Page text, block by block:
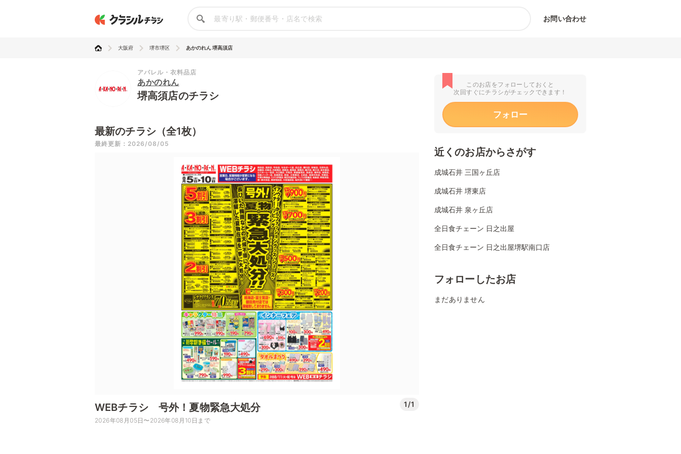
お問い合わせ
大阪府 堺市堺区 あかのれん 堺高須店
アパレル・衣料品店
あかのれん
堺高須店のチラシ
最新のチラシ（全1枚）
最終更新：2026/08/05
WEBチラシ 号外！夏物緊急大処分 1/1
2026年08月05日〜2026年08月10日まで
このお店をフォローしておくと
次回すぐにチラシがチェックできます！
フォロー
近くのお店からさがす
成城石井 三国ヶ丘店
成城石井 堺東店
成城石井 泉ヶ丘店
全日食チェーン 日之出屋
全日食チェーン 日之出屋堺駅南口店
フォローしたお店
まだありません